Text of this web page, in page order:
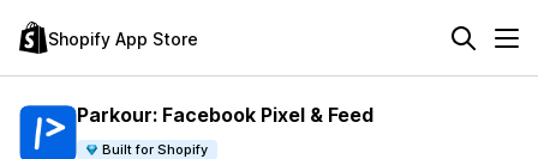
Shopify App Store
Parkour: Facebook Pixel & Feed
Built for Shopify